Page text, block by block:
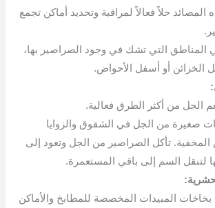
المصائد حلاً فعالاً لمراقبة وتحديد أماكن تجمع
المناطق التي تشك في وجود الصراصير بها،
الخزائن أو أسفل الأحواض.
الجل من أكثر الطرق فعالية.
صغيرة من الجل في الشقوق والزوايا
المخفية. تأكل الصراصير من الجل وتعود إلى
لتنقل السم إلى باقي المستعمرة.
بخاخات المبيدات المخصصة للمطابخ والأماكن